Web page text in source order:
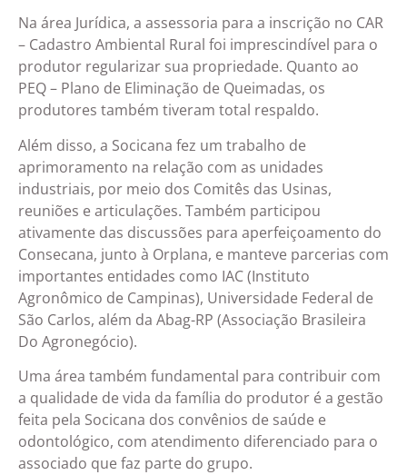
Na área Jurídica, a assessoria para a inscrição no CAR
– Cadastro Ambiental Rural foi imprescindível para o
produtor regularizar sua propriedade. Quanto ao
PEQ – Plano de Eliminação de Queimadas, os
produtores também tiveram total respaldo.
Além disso, a Socicana fez um trabalho de
aprimoramento na relação com as unidades
industriais, por meio dos Comitês das Usinas,
reuniões e articulações. Também participou
ativamente das discussões para aperfeiçoamento do
Consecana, junto à Orplana, e manteve parcerias com
importantes entidades como IAC (Instituto
Agronômico de Campinas), Universidade Federal de
São Carlos, além da Abag-RP (Associação Brasileira
Do Agronegócio).
Uma área também fundamental para contribuir com
a qualidade de vida da família do produtor é a gestão
feita pela Socicana dos convênios de saúde e
odontológico, com atendimento diferenciado para o
associado que faz parte do grupo.